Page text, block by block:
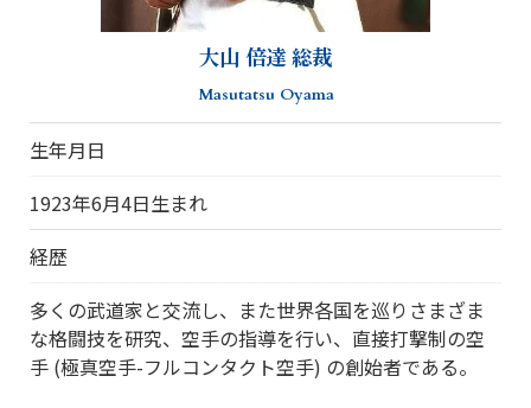
大山 倍達 総裁
Masutatsu Oyama
生年月日
1923年6月4日生まれ
経歴
多くの武道家と交流し、また世界各国を巡りさまざま
な格闘技を研究、空手の指導を行い、直接打撃制の空
手 (極真空手-フルコンタクト空手) の創始者である。